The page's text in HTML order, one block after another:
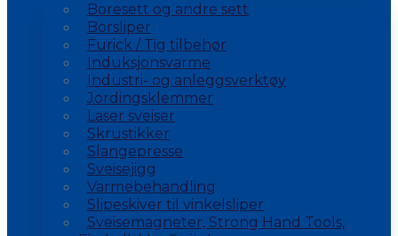
Boresett og andre sett
Borsliper
Furick / Tig tilbehør
Induksjonsvarme
Industri- og anleggsverktøy
Jordingsklemmer
Laser sveiser
Skrustikker
Slangepresse
Sveisejigg
Varmebehandling
Slipeskiver til vinkelsliper
Sveisemagneter, Strong Hand Tools,